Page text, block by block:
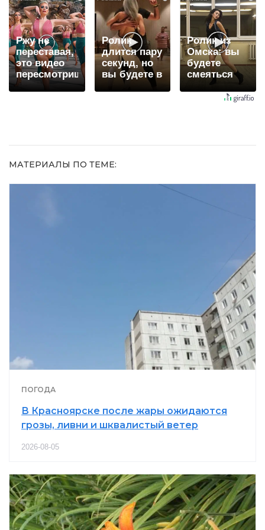
когда их не
видят...
долго
Ржу не
переставая,
это видео
пересмотришь
не раз
Ролик
длится пару
секунд, но
вы будете в
шоке от
Ролик из
Омска: вы
будете
смеяться
МАТЕРИАЛЫ ПО ТЕМЕ:
ПОГОДА
В Красноярске после жары ожидаются
грозы, ливни и шквалистый ветер
2026-08-05